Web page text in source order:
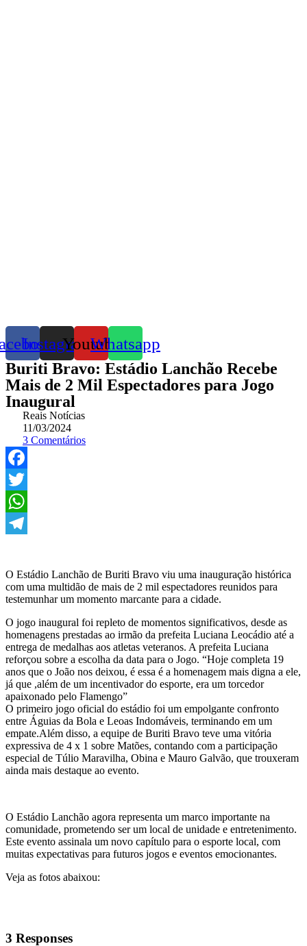
InstagramYoutubeWhatsapp
Buriti Bravo: Estádio Lanchão Recebe
Mais de 2 Mil Espectadores para Jogo
Inaugural
Reais Notícias
11/03/2024
3 Comentários
Facebook
Twitter
WhatsApp
O Estádio Lanchão de Buriti Bravo viu uma inauguração histórica
com uma multidão de mais de 2 mil espectadores reunidos para
testemunhar um momento marcante para a cidade.
O jogo inaugural foi repleto de momentos significativos, desde as
homenagens prestadas ao irmão da prefeita Luciana Leocádio até a
entrega de medalhas aos atletas veteranos. A prefeita Luciana
reforçou sobre a escolha da data para o Jogo. “Hoje completa 19
anos que o João nos deixou, é essa é a homenagem mais digna a ele,
já que ,além de um incentivador do esporte, era um torcedor
apaixonado pelo Flamengo”
O primeiro jogo oficial do estádio foi um empolgante confronto
entre Águias da Bola e Leoas Indomáveis, terminando em um
empate.Além disso, a equipe de Buriti Bravo teve uma vitória
expressiva de 4 x 1 sobre Matões, contando com a participação
especial de Túlio Maravilha, Obina e Mauro Galvão, que trouxeram
ainda mais destaque ao evento.
O Estádio Lanchão agora representa um marco importante na
comunidade, prometendo ser um local de unidade e entretenimento.
Este evento assinala um novo capítulo para o esporte local, com
muitas expectativas para futuros jogos e eventos emocionantes.
Veja as fotos abaixou:
3 Responses